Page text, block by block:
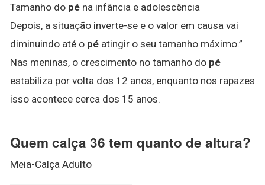
Tamanho do pé na infância e adolescência
Depois, a situação inverte-se e o valor em causa vai
diminuindo até o pé atingir o seu tamanho máximo.”
Nas meninas, o crescimento no tamanho do pé
estabiliza por volta dos 12 anos, enquanto nos rapazes
isso acontece cerca dos 15 anos.
Quem calça 36 tem quanto de altura?
Meia-Calça Adulto